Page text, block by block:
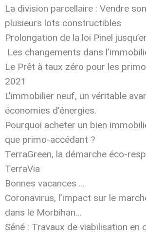
La division parcellaire : Vendre
plusieurs lots constructibles
Prolongation de la loi Pinel
Les changements dans
Le Prêt à taux zéro pour les
2021
L’immobilier neuf, un véritable
économies d’énergies.
Pourquoi acheter un bien
que primo-accédant ?
TerraGreen, la démarche éco-
TerraVia
Bonnes vacances …
Coronavirus, l’impact sur le
dans le Morbihan…
Séné : Travaux de viabilisation en